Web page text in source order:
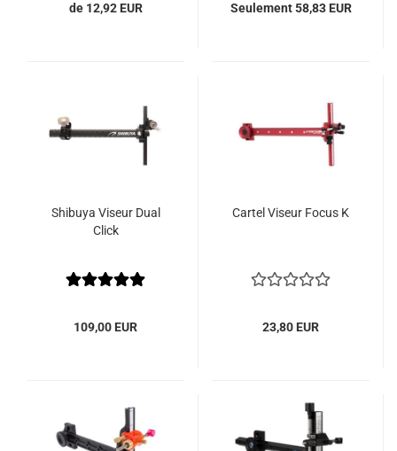
de 12,92 EUR Seulement 58,83 EUR
Shibuya Viseur Dual
Click
109,00 EUR
Cartel Viseur Focus K
23,80 EUR